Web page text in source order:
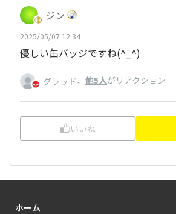
ジン
2025/05/07 12:34
優しい缶バッジですね(^_^)
グラッド、 他5人がリアクション
いいね
ホーム